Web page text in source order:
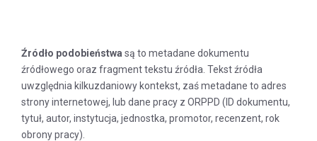
Źródło podobieństwa są to metadane dokumentu
źródłowego oraz fragment tekstu źródła. Tekst źródła
uwzględnia kilkuzdaniowy kontekst, zaś metadane to adres
strony internetowej, lub dane pracy z ORPPD (ID dokumentu,
tytuł, autor, instytucja, jednostka, promotor, recenzent, rok
obrony pracy).